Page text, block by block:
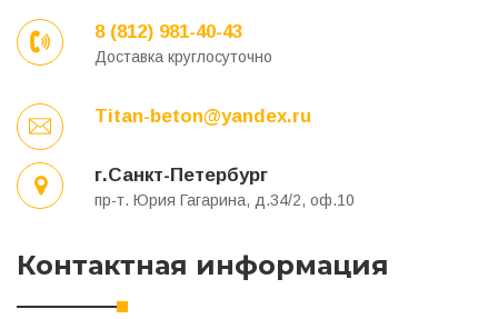
8 (812) 981-40-43
Доставка круглосуточно
Titan-beton@yandex.ru
г.Санкт-Петербург
пр-т. Юрия Гагарина, д.34/2, оф.10
Контактная информация